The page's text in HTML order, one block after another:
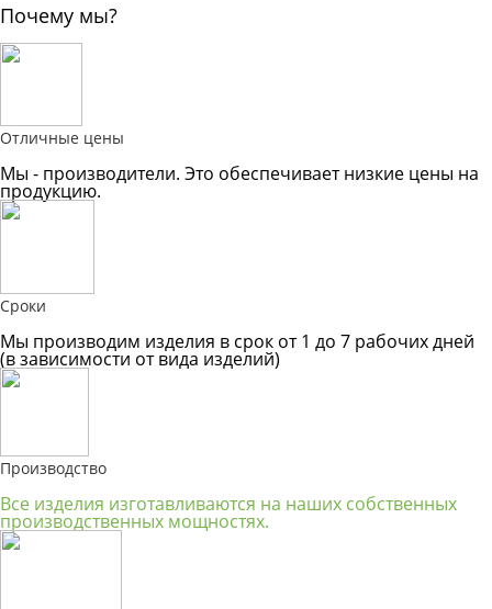
Почему мы?
Отличные цены
Мы - производители. Это обеспечивает низкие цены на
продукцию.
Сроки
Мы производим изделия в срок от 1 до 7 рабочих дней
(в зависимости от вида изделий)
Производство
Все изделия изготавливаются на наших собственных
производственных мощностях.